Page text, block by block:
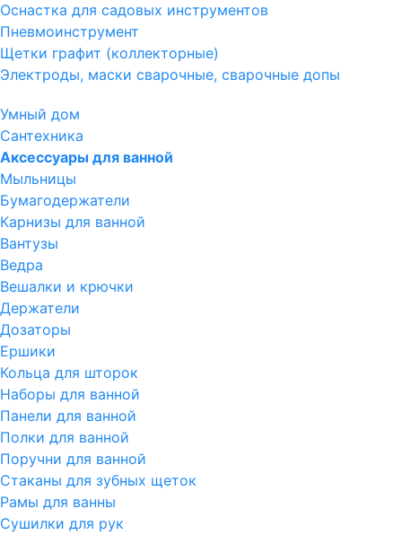
Оснастка для садовых инструментов
Пневмоинструмент
Щетки графит (коллекторные)
Электроды, маски сварочные, сварочные допы
Умный дом
Сантехника
Аксессуары для ванной
Мыльницы
Бумагодержатели
Карнизы для ванной
Вантузы
Ведра
Вешалки и крючки
Держатели
Дозаторы
Ершики
Кольца для шторок
Наборы для ванной
Панели для ванной
Полки для ванной
Поручни для ванной
Стаканы для зубных щеток
Рамы для ванны
Сушилки для рук